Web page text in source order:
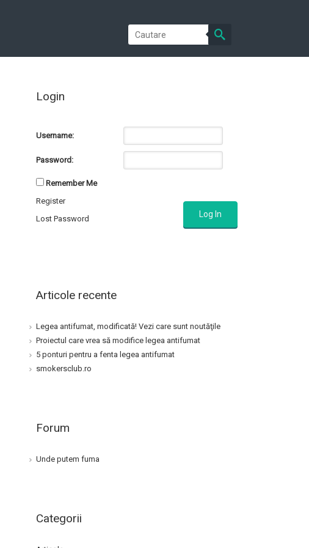
Login
Username:
Password:
Remember Me
Log In
Register
Lost Password
Articole recente
Legea antifumat, modificată! Vezi care sunt noutăţile
Proiectul care vrea să modifice legea antifumat
5 ponturi pentru a fenta legea antifumat
smokersclub.ro
Forum
Unde putem fuma
Categorii